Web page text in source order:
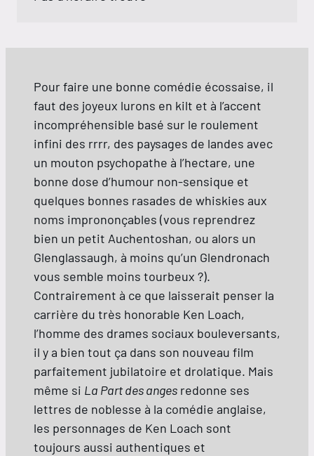
Pour faire une bonne comédie écossaise, il
faut des joyeux lurons en kilt et à l’accent
incompréhensible basé sur le roulement
infini des rrrr, des paysages de landes avec
un mouton psychopathe à l’hectare, une
bonne dose d’humour non-sensique et
quelques bonnes rasades de whiskies aux
noms imprononçables (vous reprendrez
bien un petit Auchentoshan, ou alors un
Glenglassaugh, à moins qu’un Glendronach
vous semble moins tourbeux ?).
Contrairement à ce que laisserait penser la
carrière du très honorable Ken Loach,
l’homme des drames sociaux bouleversants,
il y a bien tout ça dans son nouveau film
parfaitement jubilatoire et drolatique. Mais
même si La Part des anges redonne ses
lettres de noblesse à la comédie anglaise,
les personnages de Ken Loach sont
toujours aussi authentiques et